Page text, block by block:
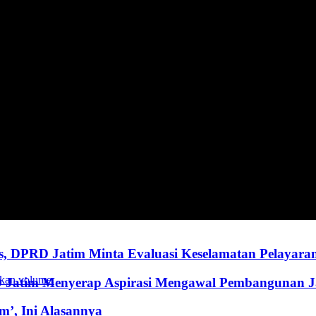
volume.
DPRD Jatim Minta Evaluasi Keselamatan
Jatim Menyerap Aspirasi Mengawal Pembangunan
Ini Alasannya